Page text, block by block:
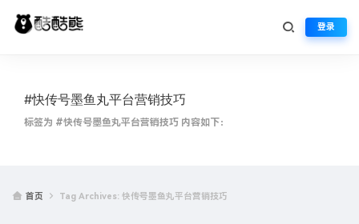
登录
#快传号墨鱼丸平台营销技巧
标签为 #快传号墨鱼丸平台营销技巧 内容如下：
首页 Tag Archives: 快传号墨鱼丸平台营销技巧